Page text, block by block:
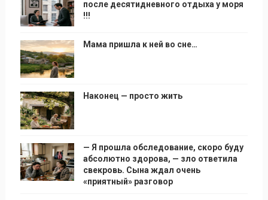
после десятидневного отдыха у моря
!!!
Мама пришла к ней во сне…
Наконец — просто жить
— Я прошла обследование, скоро буду
абсолютно здорова, — зло ответила
свекровь. Сына ждал очень
«приятный» разговор